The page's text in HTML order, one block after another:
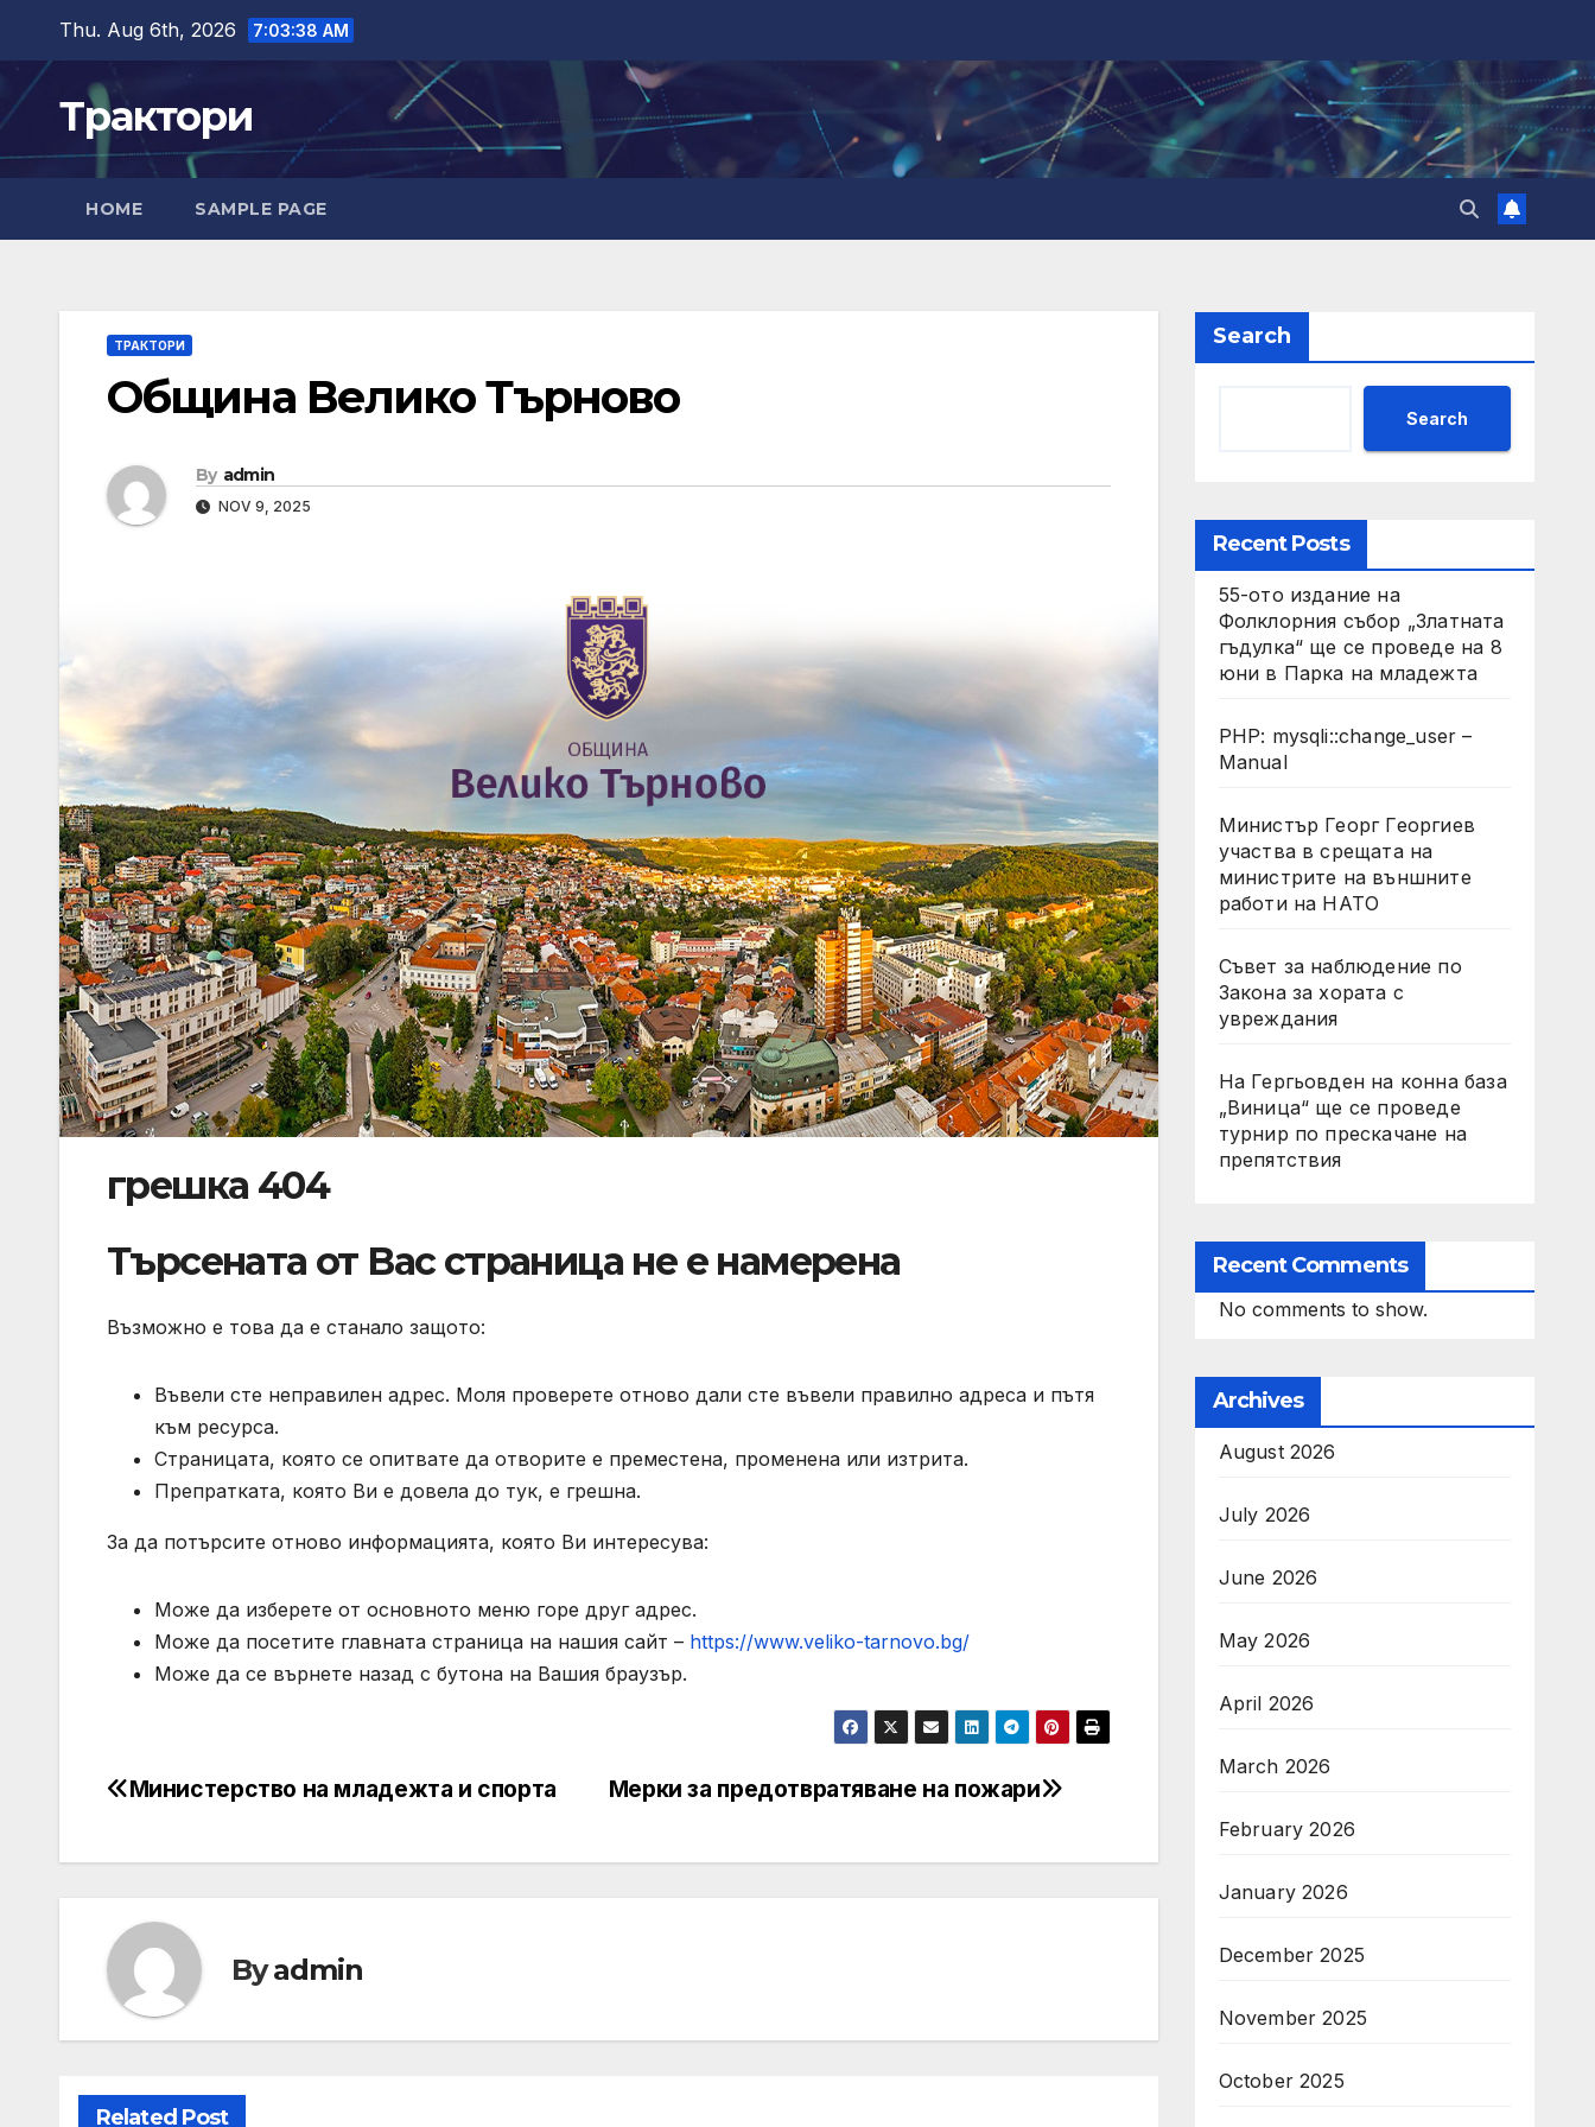
content
Thu. Aug 6th, 2026 7:03:39 AM
Трактори
HOME SAMPLE PAGE
ТРАКТОРИ
Община Велико Търново
By admin
NOV 9, 2025
грешка 404
Търсената от Вас страница не е намерена
Възможно е това да е станало защото:
Въвели сте неправилен адрес. Моля проверете отново дали сте въвели правилно адреса и пътя
към ресурса.
Страницата, която се опитвате да отворите е преместена, променена или изтрита.
Препратката, която Ви е довела до тук, е грешна.
За да потърсите отново информацията, която Ви интересува:
Може да изберете от основното меню горе друг адрес.
Може да посетите главната страница на нашия сайт – https://www.veliko-tarnovo.bg/
Може да се върнете назад с бутона на Вашия браузър.
Post
Мерки за предотвратяване на пожари
Министерство на младежта и спорта
Byadmin
Related Post
Search
Search
Recent Posts
55-ото издание на
Фолклорния събор „Златната
гъдулка“ ще се проведе на 8
юни в Парка на младежта
PHP: mysqli::change_user –
Manual
Министър Георг Георгиев
участва в срещата на
министрите на външните
работи на НАТО
Съвет за наблюдение по
Закона за хората с
увреждания
На Гергьовден на конна база
„Виница“ ще се проведе
турнир по прескачане на
препятствия
Recent Comments
No comments to show.
Archives
August 2026
July 2026
June 2026
May 2026
April 2026
March 2026
February 2026
January 2026
December 2025
November 2025
October 2025